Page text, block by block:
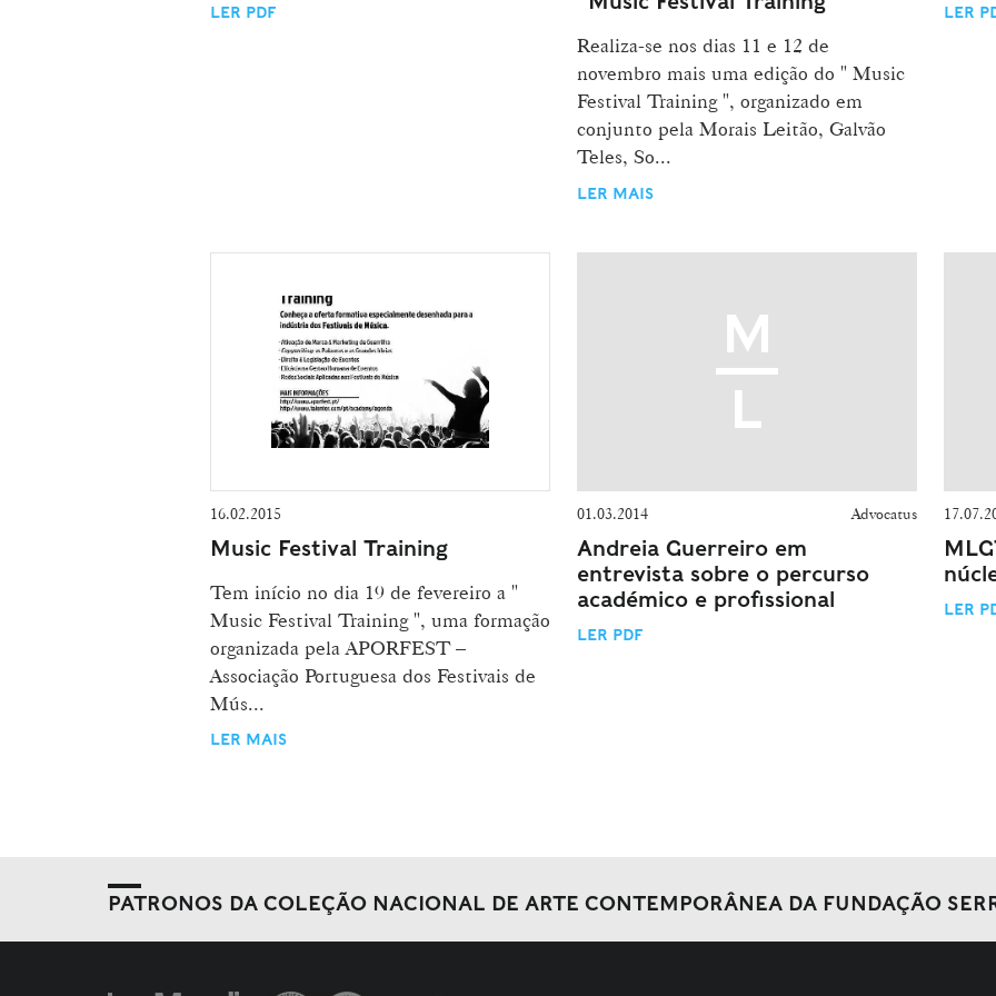
LER PDF
Realiza-se nos dias 11 e 12 de
novembro mais uma edição do " Music
Festival Training ", organizado em
conjunto pela Morais Leitão, Galvão
Teles, So...
LER MAIS
LER
16.02.2015
Music Festival Training
Tem início no dia 19 de fevereiro a "
Music Festival Training ", uma formação
organizada pela APORFEST –
Associação Portuguesa dos Festivais de
Mús...
LER MAIS
01.03.2014 Advocatus
Andreia Guerreiro em
entrevista sobre o percurso
académico e profissional
LER PDF
LER
PATRONOS DA COLEÇÃO NACIONAL DE ARTE CONTEMPORÂNEA DA FUNDAÇÃO